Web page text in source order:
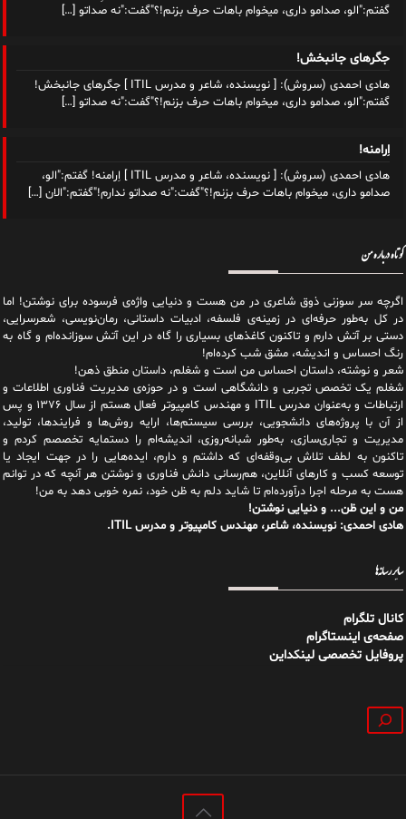
گفتم:"الو، صدامو داری، میخوام باهات حرف بزنم!؟"گفت:"نه صداتو […]
جگرهای جانبخش!
هادی احمدی (سروش): [ نویسنده، شاعر و مدرس ITIL ] جگرهای جانبخش!
گفتم:"الو، صدامو داری، میخوام باهات حرف بزنم!؟"گفت:"نه صداتو […]
اِرامنه!
هادی احمدی (سروش): [ نویسنده، شاعر و مدرس ITIL ] اِرامنه! گفتم:"الو،
صدامو داری، میخوام باهات حرف بزنم!؟"گفت:"نه صداتو ندارم!"گفتم:"الان […]
کوتاه درباره من
اگرچه سر سوزنی ذوق شاعری در من هست و دنیایی واژه‌‌ی فرسوده برای نوشتن! اما
در کل به‌طور حرفه‌ای در زمینه‌ی فلسفه، ادبیات داستانی، رمان‌نویسی، شعرسرایی،
دستی بر آتش دارم و تاکنون کاغذهای بسیاری را گاه در این آتش سوزانده‌ام و گاه به
رنگ احساس و اندیشه، مشق شب کرده‌ام!
شعر و نوشته، داستان احساس من است و شغلم، داستان منطق ذهن!
شغلم یک تخصص تجربی و دانشگاهی است و در حوزه‌ی مدیریت فناوری اطلاعات و
ارتباطات و به‌عنوان مدرس ITIL و مهندس کامپیوتر فعال هستم از سال ۱۳۷۶ و پس
از آن با پروژه‌های دانشجویی، بررسی سیستم‌ها، ارایه روش‌ها و فرایندها، تولید،
مدیریت و تجاری‌سازی، به‌طور شبانه‌روزی، اندیشه‌ام را دستمایه تخصصم کردم و
تاکنون به لطف تلاش بی‌وقفه‌ای که داشتم و دارم، اید‌ه‌هایی را در جهت ایجاد یا
توسعه کسب و کارهای آنلاین، هم‌رسانی دانش فناوری و نوشتن هر آنچه که در توانم
هست به مرحله اجرا درآورده‌ام تا شاید دلم به ظن خود، نمره خوبی دهد به من!
من و این ظن... و دنیایی نوشتن!
هادی احمدی: نویسنده، شاعر، مهندس کامپیوتر و مدرس ITIL.
سایر رسانه‌ها
کانال تلگرام
صفحه‌ی اینستاگرام
پروفایل تخصصی لینکداین
جستجو